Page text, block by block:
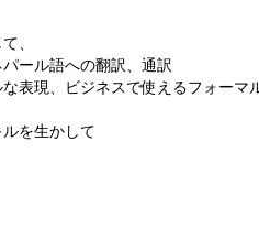
、
ール語への翻訳、通訳
表現、ビジネスで使えるフォーマ
を生かして